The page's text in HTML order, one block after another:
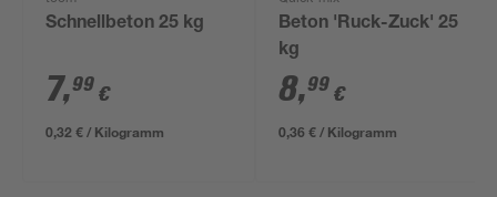
Schnellbeton 25 kg
7,99 €
0,32 € / Kilogramm
Beton 'Ruck-Zuck' 25
kg
8,99 €
0,36 € / Kilogramm